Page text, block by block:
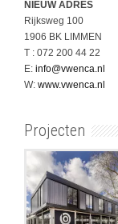
NIEUW ADRES
Rijksweg 100
1906 BK LIMMEN
T : 072 200 44 22
E: info@vwenca.nl
W: www.vwenca.nl
Projecten